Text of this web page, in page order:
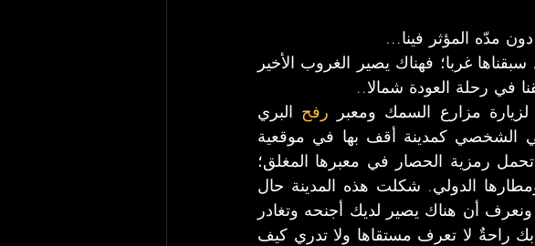
مدّه المؤثر فينا...
في رحلة العودة شمالا..
مزارع السمك ومعبر رفح